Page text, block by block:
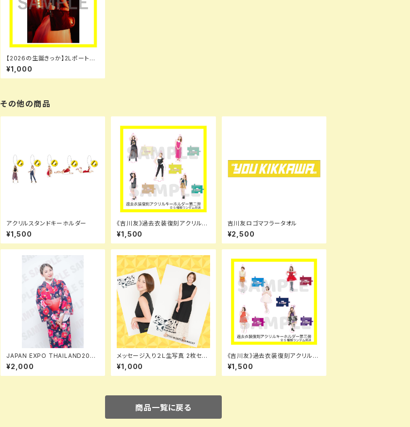
【2026の生誕きっか】2Lポートレ
ート
¥1,000
その他の商品
アクリルスタンドキーホルダー
¥1,500
《吉川友》過去衣装復刻アクリルキ
ーホルダー第二弾（全5種ランダ
ム）
¥1,500
吉川友ロゴマフラータオル
¥2,500
JAPAN EXPO THAILAND2023
記念2L生写真(旅の思い出コメン
ト&サイン付き)
¥2,000
メッセージ入り２Ｌ生写真 2枚セッ
ト
¥1,000
《吉川友》過去衣装復刻アクリルキ
ーホルダー第三弾（全5種ランダ
ム）
¥1,500
商品一覧に戻る